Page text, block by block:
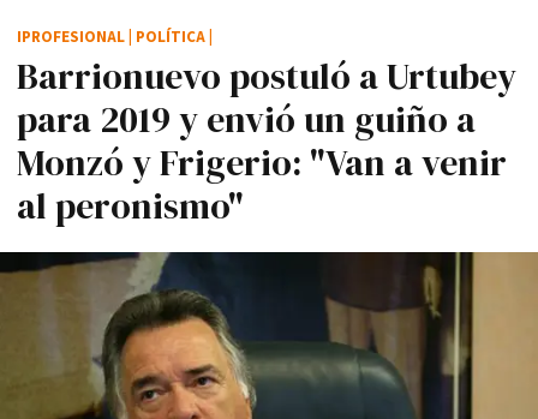
Barrionuevo postuló a Urtubey
para 2019 y envió un guiño a
Monzó y Frigerio: "Van a venir
al peronismo"
IPROFESIONAL POLÍTICA